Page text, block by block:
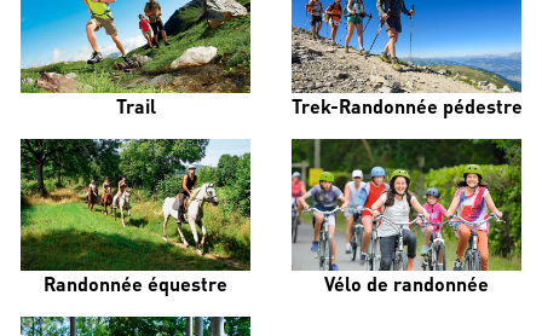
Trail Trek-Randonnée pédestre
Randonnée équestre Vélo de randonnée